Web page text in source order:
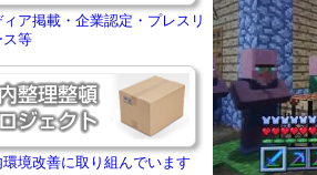
ィア掲載・企業認定・プレスリ
ス等
環境改善に取り組んでいます